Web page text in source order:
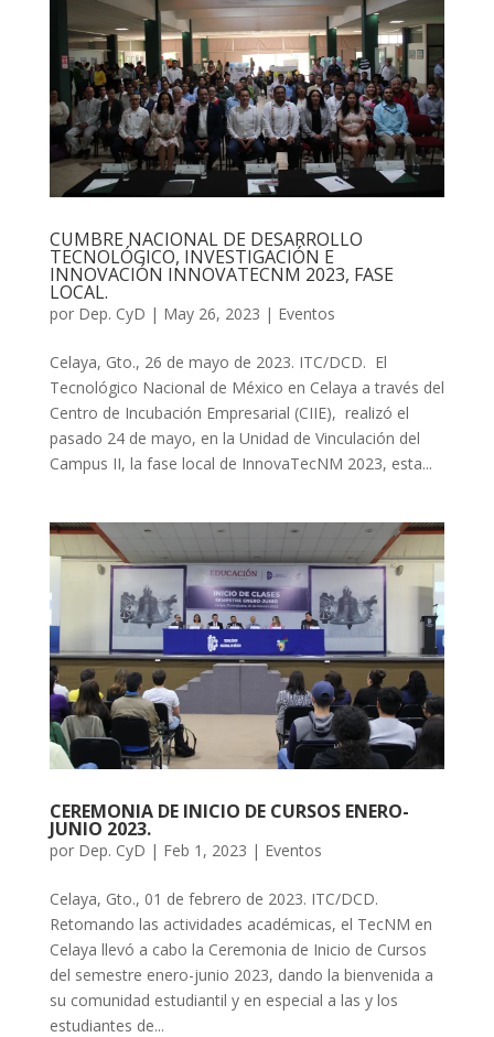
CUMBRE NACIONAL DE DESARROLLO
TECNOLÓGICO, INVESTIGACIÓN E
INNOVACIÓN INNOVATECNM 2023, FASE
LOCAL.
por Dep. CyD | May 26, 2023 | Eventos
Celaya, Gto., 26 de mayo de 2023. ITC/DCD. El
Tecnológico Nacional de México en Celaya a través del
Centro de Incubación Empresarial (CIIE), realizó el
pasado 24 de mayo, en la Unidad de Vinculación del
Campus II, la fase local de InnovaTecNM 2023, esta...
CEREMONIA DE INICIO DE CURSOS ENERO-
JUNIO 2023.
por Dep. CyD | Feb 1, 2023 | Eventos
Celaya, Gto., 01 de febrero de 2023. ITC/DCD.
Retomando las actividades académicas, el TecNM en
Celaya llevó a cabo la Ceremonia de Inicio de Cursos
del semestre enero-junio 2023, dando la bienvenida a
su comunidad estudiantil y en especial a las y los
estudiantes de...